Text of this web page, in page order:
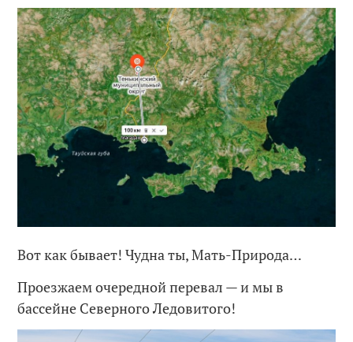
Вот как бывает! Чудна ты, Мать-Природа…
Проезжаем очередной перевал — и мы в
бассейне Северного Ледовитого!